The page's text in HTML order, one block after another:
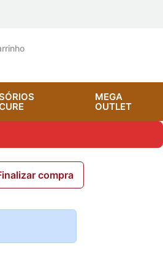
MEGA
OUTLET
compra